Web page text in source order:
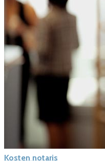
Kosten notaris